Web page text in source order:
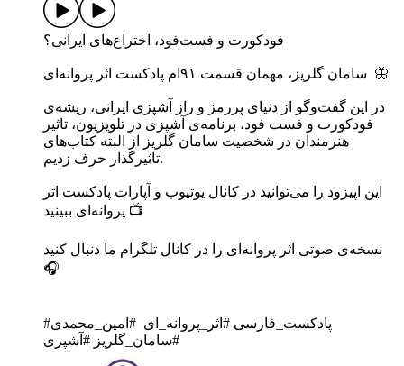
فودکورت و فست‌فود، اختراع‌های ایرانی؟
سامان گلریز، مهمان قسمت ۹۱ام پادکست اثر پروانه‌ای 🦋
فودکورت و فست فود، برنامه‌ی آشپزی در تلویزیون، تاثیر
هنرمندان در شخصیت سامان گلریز از البته کتاب‌های
تاثیرگذار حرف زدیم.
پروانه‌ای ببینید 📺
نسخه‌ی صوتی اثر پروانه‌ای را در کانال تلگرام ما دنبال کنید
🎧
‎#پادکست_فارسی #اثر_پروانه_ای #امین_محمدی
#سامان_گلریز #آشپزی